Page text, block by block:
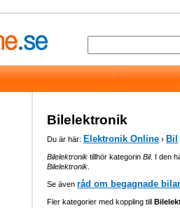
Bilelektronik
Du är här: Elektronik Online › Bil
Bilelektronik tillhör kategorin Bil. I den
Bilelektronik
Se även råd om begagnade bilar
Fler kategorier med koppling till